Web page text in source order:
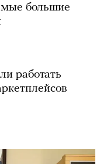
большие
работать